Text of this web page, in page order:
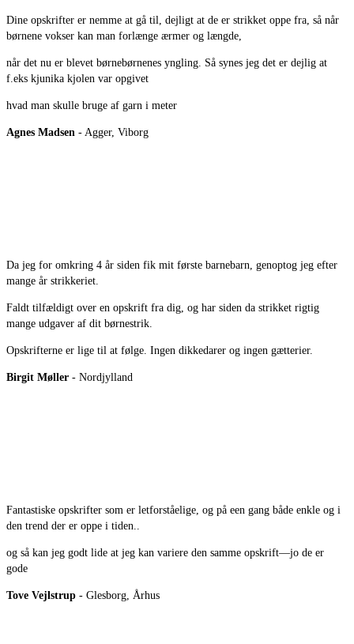
Dine opskrifter er nemme at gå til, dejligt at de er strikket oppe fra, så når
børnene vokser kan man forlænge ærmer og længde,
når det nu er blevet børnebørnenes yngling. Så synes jeg det er dejlig at
f.eks kjunika kjolen var opgivet
hvad man skulle bruge af garn i meter
Agnes Madsen - Agger, Viborg
Da jeg for omkring 4 år siden fik mit første barnebarn, genoptog jeg efter
mange år strikkeriet.
Faldt tilfældigt over en opskrift fra dig, og har siden da strikket rigtig
mange udgaver af dit børnestrik.
Opskrifterne er lige til at følge. Ingen dikkedarer og ingen gætterier.
Birgit Møller - Nordjylland
Fantastiske opskrifter som er letforståelige, og på een gang både enkle og i
den trend der er oppe i tiden..
og så kan jeg godt lide at jeg kan variere den samme opskrift—jo de er
gode
Tove Vejlstrup - Glesborg, Århus